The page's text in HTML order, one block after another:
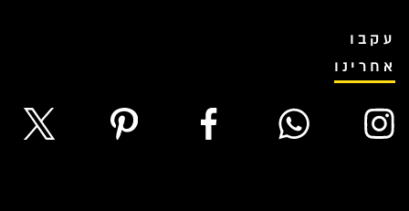
עקבו
אחרינו